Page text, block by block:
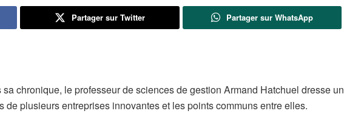
Partager sur Twitter Partager sur WhatsApp
chronique, le professeur de sciences de gestion Armand Hatchuel dresse un
plusieurs entreprises innovantes et les points communs entre elles.